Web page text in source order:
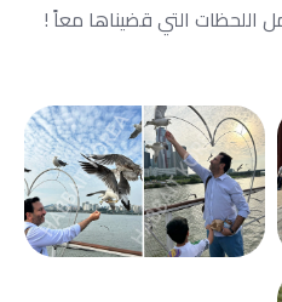
اللحظات التي قضيناها معاً !